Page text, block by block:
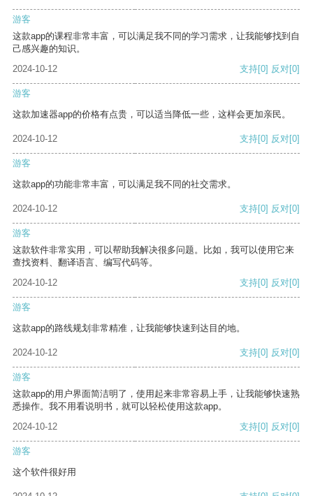
游客
这款app的课程非常丰富，可以满足我不同的学习需求，让我能够找到自
己感兴趣的知识。
2024-10-12
支持[0] 反对[0]
游客
这款加速器app的价格有点贵，可以适当降低一些，这样会更加亲民。
2024-10-12 支持[0] 反对[0]
游客
这款app的功能非常丰富，可以满足我不同的社交需求。
2024-10-12 支持[0] 反对[0]
游客
这款软件非常实用，可以帮助我解决很多问题。比如，我可以使用它来
查找资料、翻译语言、编写代码等。
2024-10-12
支持[0] 反对[0]
游客
这款app的路线规划非常精准，让我能够快速到达目的地。
2024-10-12 支持[0] 反对[0]
游客
这款app的用户界面简洁明了，使用起来非常容易上手，让我能够快速熟
悉操作。我不用看说明书，就可以轻松使用这款app。
2024-10-12
支持[0] 反对[0]
游客
这个软件很好用